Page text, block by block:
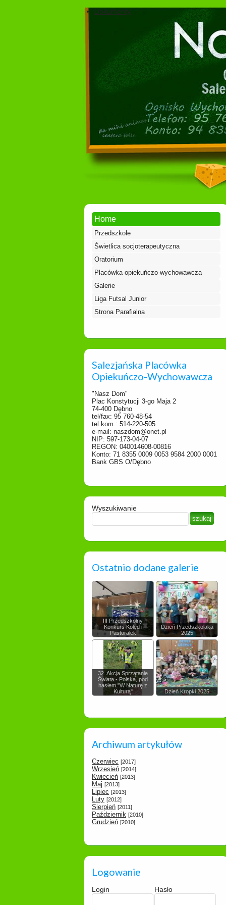
Dokumenty
Home
Przedszkole
Świetlica socjoterapeutyczna
Oratorium
Placówka opiekuńczo-wychowawcza
Galerie
Liga Futsal Junior
Strona Parafialna
Salezjańska Placówka
Opiekuńczo-Wychowawcza
"Nasz Dom"
Plac Konstytucji 3-go Maja 2
74-400 Dębno
tel/fax: 95 760-48-54
tel.kom.: 514-220-505
e-mail: naszdom@onet.pl
NIP: 597-173-04-07
REGON: 040014608-00816
Konto: 71 8355 0009 0053 9584 2000 0001
Bank GBS O/Dębno
Wyszukiwanie
Ostatnio dodane galerie
III Przedszkolny
Konkurs Kolęd i
Pastorałek
Dzień Przedszkolaka
2025
32. Akcja Sprzątanie
Świata - Polska, pod
hasłem "W Naturę z
Kulturą"
Dzień Kropki 2025
Archiwum artykułów
Czerwiec [2017]
Wrzesień [2014]
Kwiecień [2013]
Maj [2013]
Lipiec [2013]
Luty [2012]
Sierpień [2011]
Październik [2010]
Grudzień [2010]
Logowanie
Login Hasło